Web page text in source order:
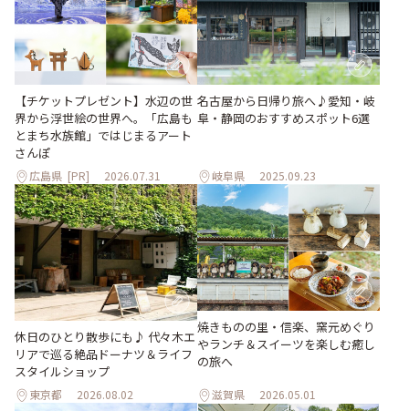
【チケットプレゼント】水辺の世
界から浮世絵の世界へ。「広島も
とまち水族館」ではじまるアート
さんぽ
広島県 [PR] 2026.07.31
名古屋から日帰り旅へ♪愛知・岐
阜・静岡のおすすめスポット6選
岐阜県 2025.09.23
休日のひとり散歩にも♪ 代々木エ
リアで巡る絶品ドーナツ＆ライフ
スタイルショップ
東京都 2026.08.02
焼きものの里・信楽、窯元めぐり
やランチ＆スイーツを楽しむ癒し
の旅へ
滋賀県 2026.05.01